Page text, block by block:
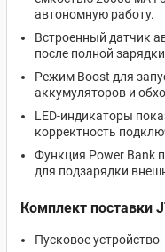
автономную работу.
Встроенный датчик
после полной
Режим Boost для
аккумуляторов и
LED-индикаторы
корректность
Функция Power Bank
для подзарядки
Комплект поставки
Пусковое устройство